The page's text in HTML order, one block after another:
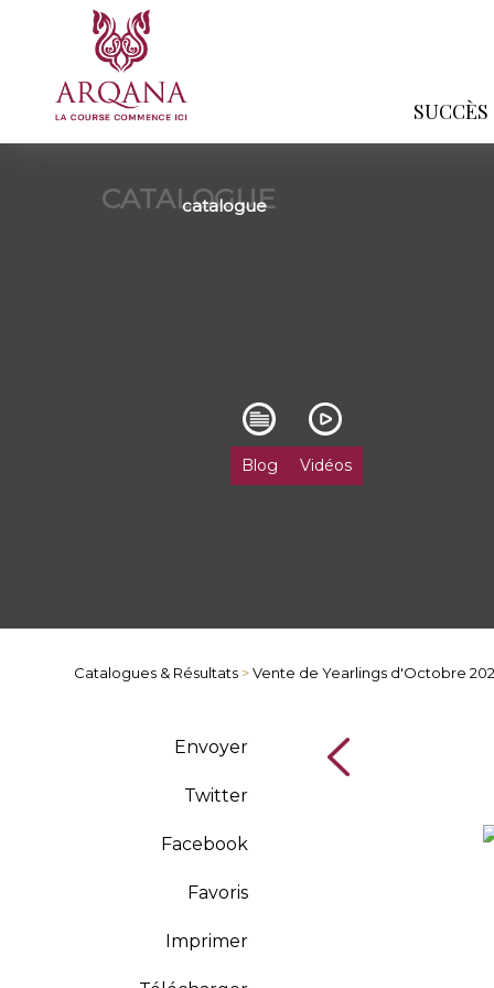
SUCCÈS
CATALOGUE
catalogue
Blog Vidéos
Catalogues & Résultats >Vente de Yearlings d'Octobre
Envoyer
Twitter
Facebook
Favoris
Imprimer